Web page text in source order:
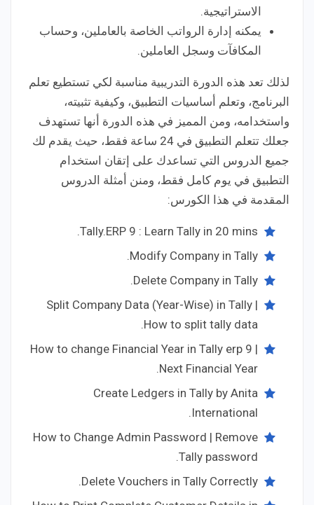
الاستراتيجية.
يمكنه إدارة الرواتب الخاصة بالعاملين، وحساب
المكافآت وسجل العاملين.
لذلك تعد هذه الدورة التدريبية مناسبة لكي تستطيع تعلم
البرنامج، وتعلم أساسيات التطبيق، وكيفية تثبيته،
واستخدامه، ومن المميز في هذه الدورة أنها تستهدف
جعلك تتعلم التطبيق في 24 ساعة فقط، حيث يقدم لك
جميع الدروس التي تساعدك على إتقان استخدام
التطبيق في يوم كامل فقط، ومنن أمثلة الدروس
المقدمة في هذا الكورس:
Tally.ERP 9 : Learn Tally in 20 mins.
Modify Company in Tally.
Delete Company in Tally.
Split Company Data (Year-Wise) in Tally |
How to split tally data.
How to change Financial Year in Tally erp 9 |
Next Financial Year.
Create Ledgers in Tally by Anita
International.
How to Change Admin Password | Remove
Tally password.
Delete Vouchers in Tally Correctly.